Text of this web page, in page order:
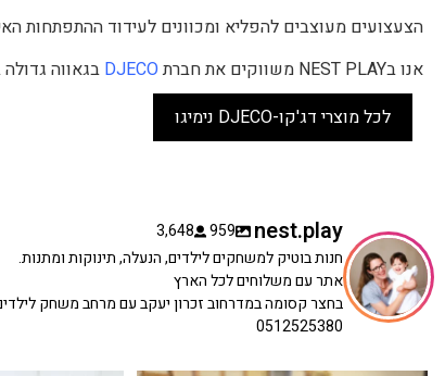
הצעצועים מעוצבים להפליא ומכוונים לעידוד ההתפתחות
אנו בNEST PLAY משווקים את חברת
DJECO בגאווה
לכל מוצרי דג'קו-DJECO נימיגו
nest.play
959
3,648
חנות בוטיק למשחקים לילדים, הנעלה, תינוקות ומתנות.
אתר עם משלוחים לכל הארץ
בחצר קסומה במדרחוב זכרון יעקב עם מרחב משחק
0512525380